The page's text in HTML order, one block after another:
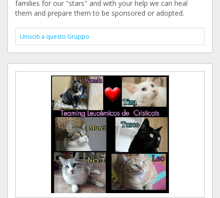
families for our "stars" and with your help we can heal
them and prepare them to be sponsored or adopted.
Unisciti a questo Gruppo